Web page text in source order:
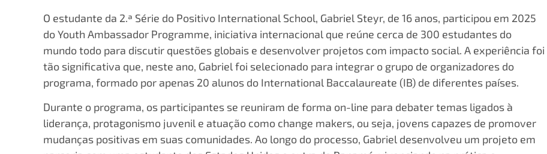
O estudante da 2.ª Série do Positivo International School, Gabriel Steyr, de 16 anos, participou em 2025
do Youth Ambassador Programme, iniciativa internacional que reúne cerca de 300 estudantes do
mundo todo para discutir questões globais e desenvolver projetos com impacto social. A experiência foi
tão significativa que, neste ano, Gabriel foi selecionado para integrar o grupo de organizadores do
programa, formado por apenas 20 alunos do International Baccalaureate (IB) de diferentes países.
Durante o programa, os participantes se reuniram de forma on-line para debater temas ligados à
liderança, protagonismo juvenil e atuação como change makers, ou seja, jovens capazes de promover
mudanças positivas em suas comunidades. Ao longo do processo, Gabriel desenvolveu um projeto em